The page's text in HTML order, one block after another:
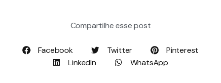
Compartilhe esse post
Facebook Twitter
Pinterest
LinkedIn
WhatsApp